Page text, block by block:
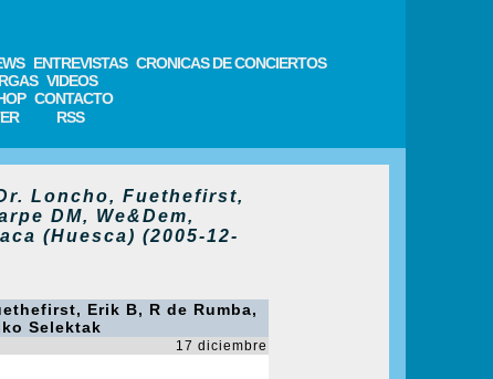
ENTREVISTAS CRONICAS DE CONCIERTOS
VIDEOS
CONTACTO
RSS
Loncho, Fuethefirst,
DM, We&Dem,
(Huesca) (2005-12-
Erik B, R de Rumba,
Selektak
17 diciembre